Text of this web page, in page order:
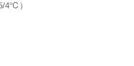
4℃）